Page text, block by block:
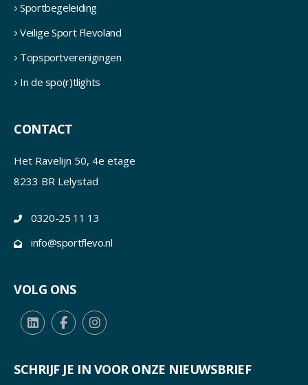
Sportbegeleiding
Veilige Sport Flevoland
Topsportverenigingen
In de spo(r)tlights
CONTACT
Het Ravelijn 50, 4e etage
8233 BR Lelystad
0320-25 11 13
info@sportflevo.nl
VOLG ONS
SCHRIJF JE IN VOOR ONZE NIEUWSBRIEF